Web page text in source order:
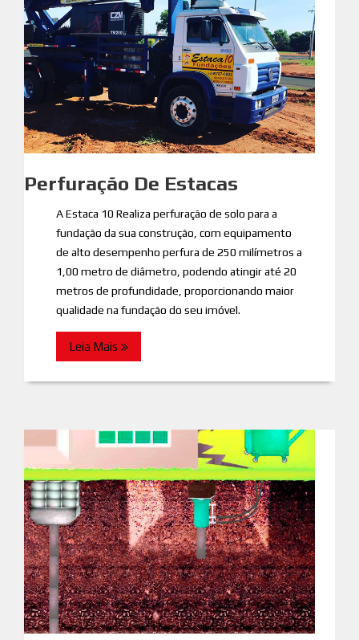
Perfuração De Estacas
A Estaca 10 Realiza perfuração de solo para a
fundação da sua construção, com equipamento
de alto desempenho perfura de 250 milímetros a
1,00 metro de diâmetro, podendo atingir até 20
metros de profundidade, proporcionando maior
qualidade na fundação do seu imóvel.
Leia Mais